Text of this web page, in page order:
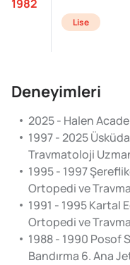
1982
Lise
Deneyimleri
2025 - Halen
1997 - 2025
Travmatoloji
1995 - 1997
Ortopedi ve
1991 - 1995 Kartal
Ortopedi ve
1988 - 1990 Posof
Bandırma 6. Ana